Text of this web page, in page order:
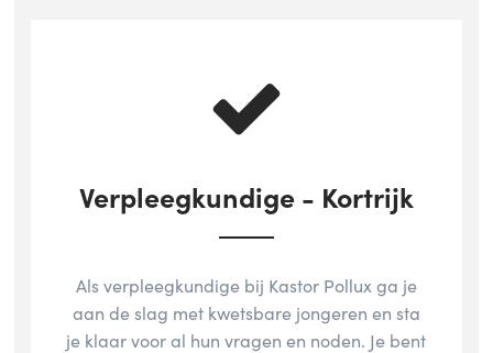
Verpleegkundige - Kortrijk
Als verpleegkundige bij Kastor Pollux ga je
aan de slag met kwetsbare jongeren en sta
je klaar voor al hun vragen en noden. Je bent